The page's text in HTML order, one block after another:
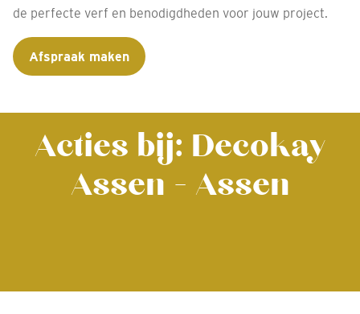
de perfecte verf en benodigdheden voor jouw project.
Afspraak maken
Acties bij: Decokay
Assen - Assen